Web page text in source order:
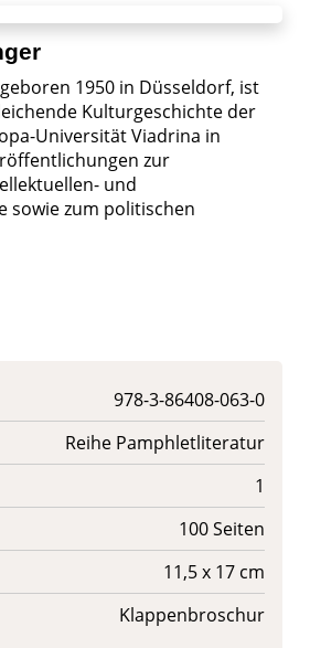
1950 in Düsseldorf, ist
Kulturgeschichte der
Universität Viadrina in
zur
und
sowie zum politischen
978-3-86408-063-0
Reihe Pamphletliteratur
1
100 Seiten
11,5 x 17 cm
Klappenbroschur